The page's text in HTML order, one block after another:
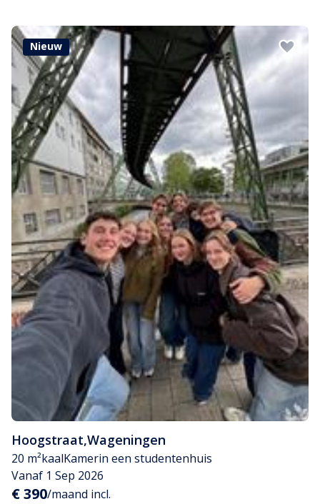
Nieuw
Hoogstraat,Wageningen
20 m²kaalKamerin een studentenhuis
Vanaf 1 Sep 2026
€ 390/maand incl.